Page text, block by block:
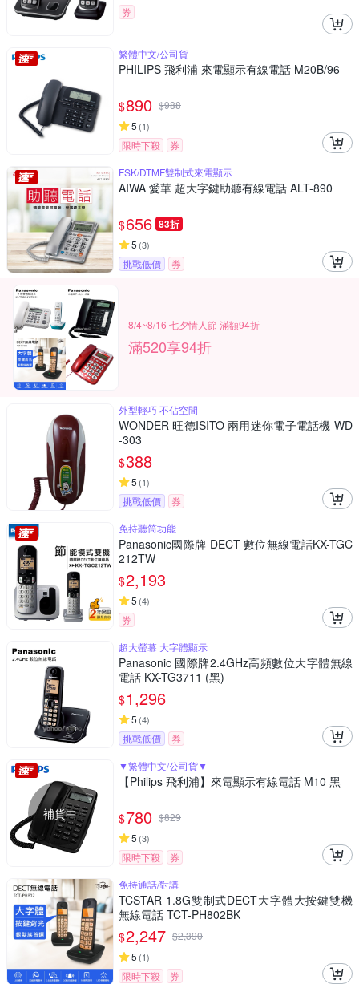
券
繁體中文/公司貨
PHILIPS 飛利浦 來電顯示有線電話 M20B/96
$890 $988
5 (1)
限時下殺
券
FSK/DTMF雙制式來電顯示
AIWA 愛華 超大字鍵助聽有線電話 ALT-890
$656 83折
5 (3)
挑戰低價 券
8/4~8/16 七夕情人節 滿額94折
滿520享94折
外型輕巧 不佔空間
WONDER 旺德ISITO 兩用迷你電子電話機 WD
-303
$388
5 (1)
挑戰低價
券
免持聽筒功能
Panasonic國際牌 DECT 數位無線電話KX-TGC
212TW
$2,193
5 (4)
券
超大螢幕 大字體顯示
Panasonic 國際牌2.4GHz高頻數位大字體無線
電話 KX-TG3711 (黑)
$1,296
5 (4)
挑戰低價 券
補貨中
▼繁體中文/公司貨▼
【Philips 飛利浦】來電顯示有線電話 M10 黑
$780 $829
5 (3)
限時下殺
券
免持通話/對講
TCSTAR 1.8G雙制式DECT大字體大按鍵雙機
無線電話 TCT-PH802BK
$2,247 $2,390
5 (1)
限時下殺 券